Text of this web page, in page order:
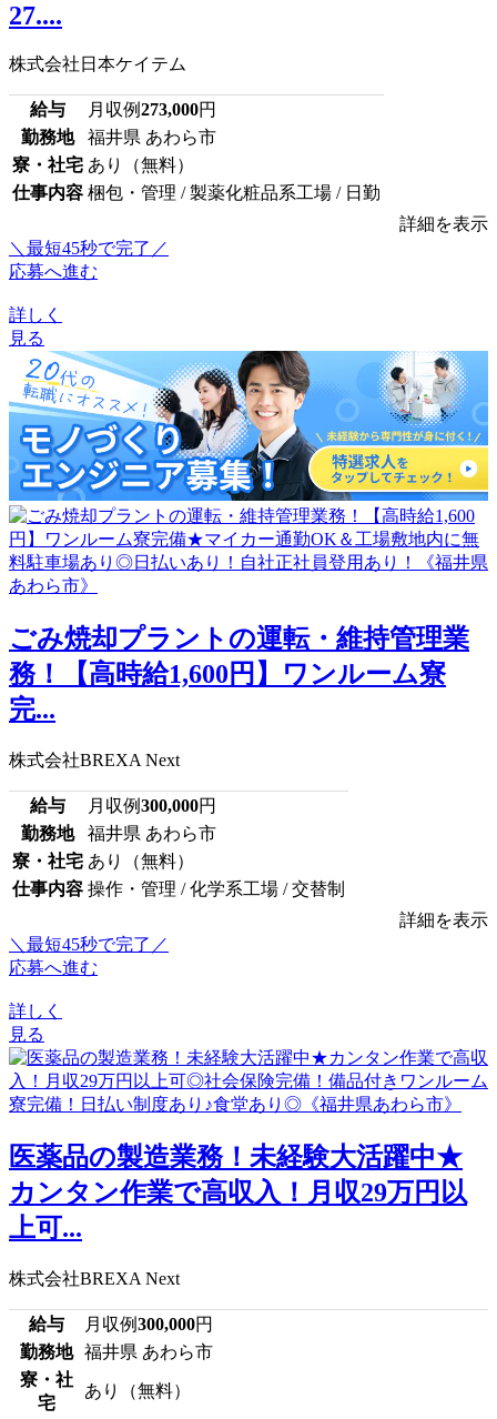
27....
株式会社日本ケイテム
給与 月収例273,000円
勤務地
福井県 あわら市
寮・社宅 あり（無料）
仕事内容 梱包・管理 / 製薬化粧品系工場 / 日勤
詳細を表示
＼最短45秒で完了／
応募へ進む
詳しく
見る
ごみ焼却プラントの運転・維持管理業
務！【高時給1,600円】ワンルーム寮
完...
株式会社BREXA Next
給与 月収例300,000円
勤務地
福井県 あわら市
寮・社宅 あり（無料）
仕事内容 操作・管理 / 化学系工場 / 交替制
詳細を表示
＼最短45秒で完了／
応募へ進む
詳しく
見る
医薬品の製造業務！未経験大活躍中★
カンタン作業で高収入！月収29万円以
上可...
株式会社BREXA Next
給与 月収例300,000円
勤務地
福井県 あわら市
寮・社
宅
あり（無料）